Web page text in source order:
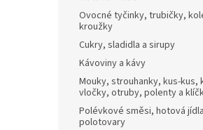
Ovocné tyčinky, trubičky,
kroužky
Cukry, sladidla a sirupy
Kávoviny a kávy
Mouky, strouhanky, kus-kus,
vločky, otruby, polenty a
Polévkové směsi, hotová
polotovary